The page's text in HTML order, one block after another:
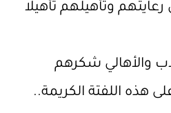
وتأهيلهم تأهيلا
والأهالي شكرهم
هذه اللفتة الكريمة..